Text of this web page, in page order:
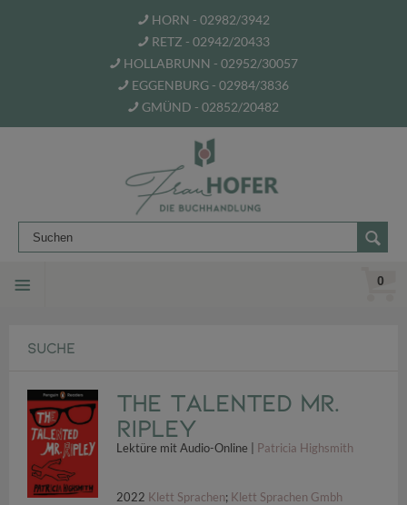
HORN - 02982/3942
RETZ - 02942/20433
HOLLABRUNN - 02952/30057
EGGENBURG - 02984/3836
GMÜND - 02852/20482
0
SUCHE
The Talented Mr.
Ripley
Lektüre mit Audio-Online | Patricia Highsmith
2022 Klett Sprachen; Klett Sprachen Gmbh